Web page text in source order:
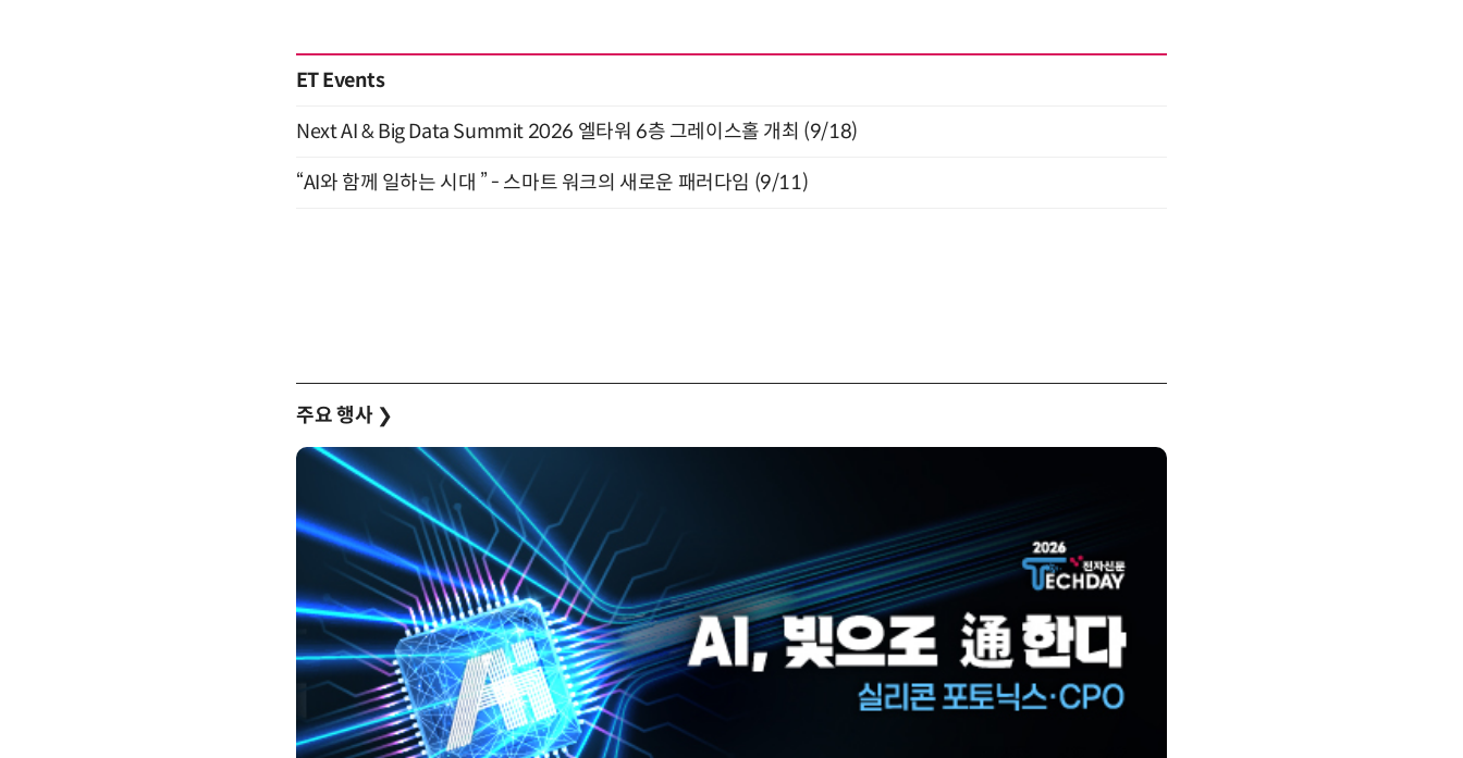
ET Events
Next AI & Big Data Summit 2026 엘타워 6층 그레이스홀 개최 (9/18)
“AI와 함께 일하는 시대 ” - 스마트 워크의 새로운 패러다임 (9/11)
주요 행사 ❯